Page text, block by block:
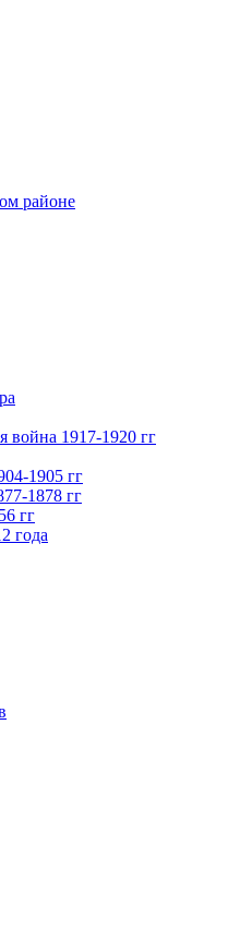
районе
война 1917-1920 гг
1905 гг
1878 гг
гг
года